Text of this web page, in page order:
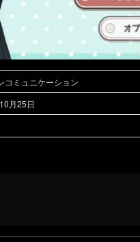
コミュニケーション
月25日